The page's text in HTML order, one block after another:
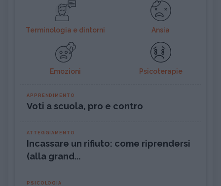
Terminologia e dintorni Ansia
Emozioni Psicoterapie
APPRENDIMENTO
Voti a scuola, pro e contro
ATTEGGIAMENTO
Incassare un rifiuto: come riprendersi
(alla grand...
PSICOLOGIA